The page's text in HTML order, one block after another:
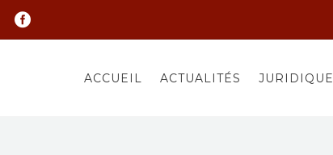
ACCUEIL ACTUALITÉS JURIDIQUE